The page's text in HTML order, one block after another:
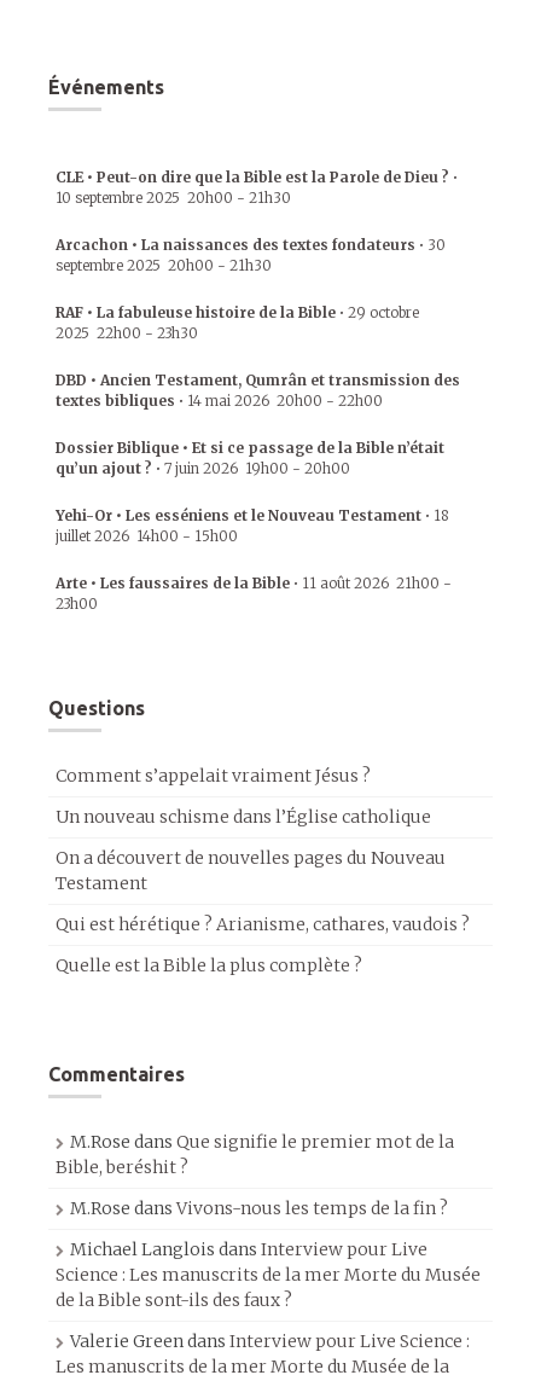
Événements
CLE • Peut-on dire que la Bible est la Parole de Dieu ? •
10 septembre 2025 20h00 - 21h30
Arcachon • La naissances des textes fondateurs • 30
septembre 2025 20h00 - 21h30
RAF • La fabuleuse histoire de la Bible • 29 octobre
2025 22h00 - 23h30
DBD • Ancien Testament, Qumrân et transmission des
textes bibliques • 14 mai 2026 20h00 - 22h00
Dossier Biblique • Et si ce passage de la Bible n’était
qu’un ajout ? • 7 juin 2026 19h00 - 20h00
Yehi-Or • Les esséniens et le Nouveau Testament • 18
juillet 2026 14h00 - 15h00
Arte • Les faussaires de la Bible • 11 août 2026 21h00 -
23h00
Questions
Comment s’appelait vraiment Jésus ?
Un nouveau schisme dans l’Église catholique
On a découvert de nouvelles pages du Nouveau
Testament
Qui est hérétique ? Arianisme, cathares, vaudois ?
Quelle est la Bible la plus complète ?
Commentaires
M.Rose dans Que signifie le premier mot de la
Bible, beréshit ?
M.Rose dansVivons-nous les temps de la fin ?
Michael Langlois dans Interview pour Live
Science : Les manuscrits de la mer Morte du Musée
de la Bible sont-ils des faux ?
Valerie Greendans Interview pour Live Science :
Les manuscrits de la mer Morte du Musée de la